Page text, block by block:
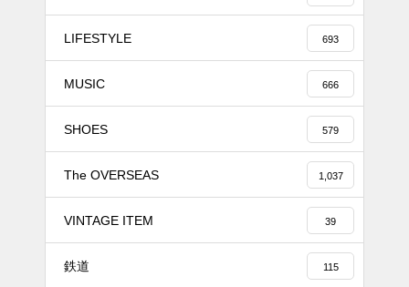
LIFESTYLE 693
MUSIC 666
SHOES 579
The OVERSEAS 1,037
VINTAGE ITEM 39
鉄道 115